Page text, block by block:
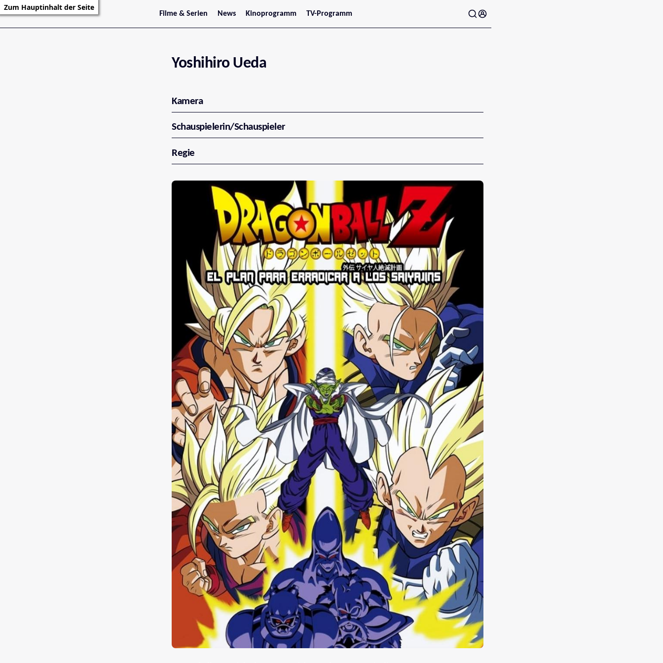
Zum Hauptinhalt der Seite
Filme & Serien
Trailer
Serienarchiv
News
Stars
Kinoprogramm
Jetzt im Kino
Niederösterreich
Oberösterreich
Tirol
Vorarlberg
TV-Programm
Yoshihiro Ueda
Kamera
Schauspielerin/Schauspieler
Regie